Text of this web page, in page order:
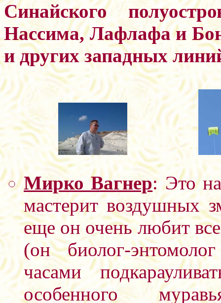
Синайского
Нассима, Лафлафа и
и других западных
Мирко Вагнер: Это
мастерит воздушных
еще он очень любит
(он биолог-
часами
особенного